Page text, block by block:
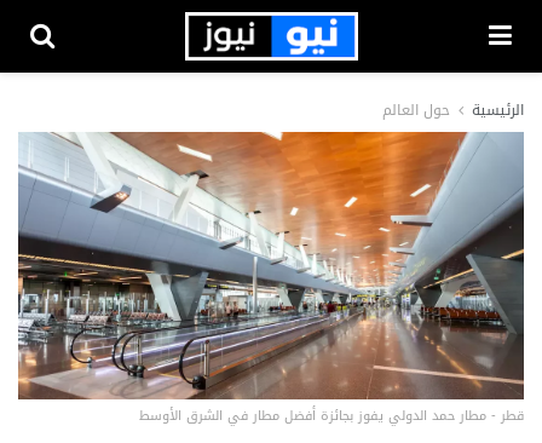
الرئيسية حول العالم
قطر - مطار حمد الدولي يفوز بجائزة أفضل مطار في الشرق الأوسط